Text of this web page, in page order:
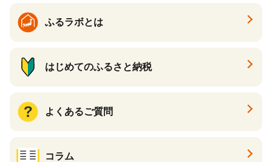
ふるラボとは
はじめてのふるさと納税
よくあるご質問
コラム